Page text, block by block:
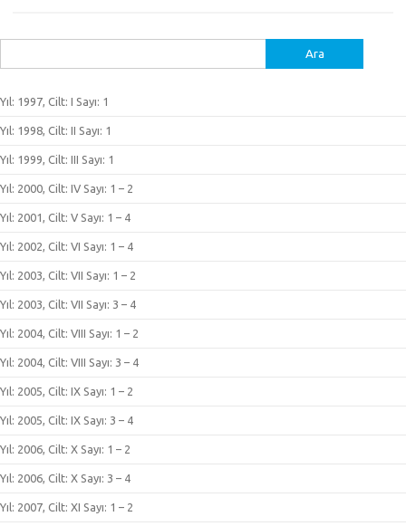
Yıl: 1997, Cilt: I Sayı: 1
Yıl: 1998, Cilt: II Sayı: 1
Yıl: 1999, Cilt: III Sayı: 1
Yıl: 2000, Cilt: IV Sayı: 1 – 2
Yıl: 2001, Cilt: V Sayı: 1 – 4
Yıl: 2002, Cilt: VI Sayı: 1 – 4
Yıl: 2003, Cilt: VII Sayı: 1 – 2
Yıl: 2003, Cilt: VII Sayı: 3 – 4
Yıl: 2004, Cilt: VIII Sayı: 1 – 2
Yıl: 2004, Cilt: VIII Sayı: 3 – 4
Yıl: 2005, Cilt: IX Sayı: 1 – 2
Yıl: 2005, Cilt: IX Sayı: 3 – 4
Yıl: 2006, Cilt: X Sayı: 1 – 2
Yıl: 2006, Cilt: X Sayı: 3 – 4
Yıl: 2007, Cilt: XI Sayı: 1 – 2